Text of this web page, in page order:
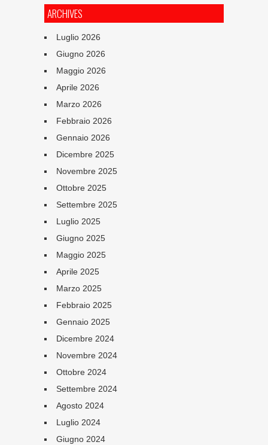
ARCHIVES
Luglio 2026
Giugno 2026
Maggio 2026
Aprile 2026
Marzo 2026
Febbraio 2026
Gennaio 2026
Dicembre 2025
Novembre 2025
Ottobre 2025
Settembre 2025
Luglio 2025
Giugno 2025
Maggio 2025
Aprile 2025
Marzo 2025
Febbraio 2025
Gennaio 2025
Dicembre 2024
Novembre 2024
Ottobre 2024
Settembre 2024
Agosto 2024
Luglio 2024
Giugno 2024